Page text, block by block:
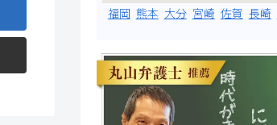
福岡 熊本 大分 宮崎 佐賀 長崎